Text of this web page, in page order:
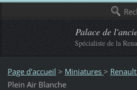
Palace de
Spécialiste de la
Page d'accueil > Miniatures >
Plein Air Blanche